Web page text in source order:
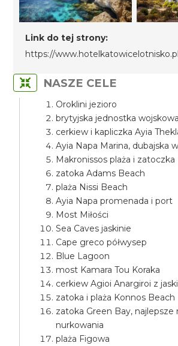
Link do tej strony:
https://
NASZE CELE
Oroklini jezioro
brytyjska jednostka
cerkiew i kapliczka Ayia
Ayia Napa Marina, dubajska
Makronissos plaża i zatoczka
zatoka Adams Beach
plaża Nissi Beach
Ayia Napa promenada i port
Most Miłości
Sea Caves jaskinie
Cape greco półwysep
Blue Lagoon
most Kamara Tou Koraka
cerkiew Agioi Anargiroi z
zatoka i plaża Konnos Beach
zatoka Green Bay, najlepsze
nurkowania
plaża Figowa